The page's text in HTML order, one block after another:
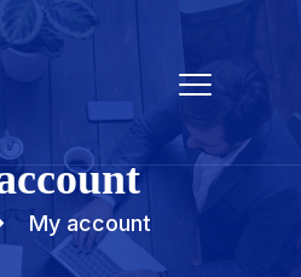
My account